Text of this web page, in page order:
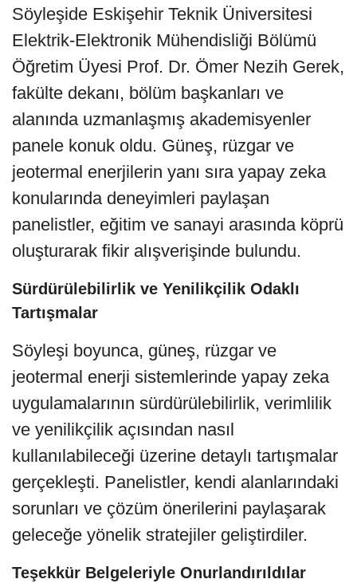
Söyleşide Eskişehir Teknik Üniversitesi
Elektrik-Elektronik Mühendisliği Bölümü
Öğretim Üyesi Prof. Dr. Ömer Nezih Gerek,
fakülte dekanı, bölüm başkanları ve
alanında uzmanlaşmış akademisyenler
panele konuk oldu. Güneş, rüzgar ve
jeotermal enerjilerin yanı sıra yapay zeka
konularında deneyimleri paylaşan
panelistler, eğitim ve sanayi arasında köprü
oluşturarak fikir alışverişinde bulundu.
Sürdürülebilirlik ve Yenilikçilik Odaklı
Tartışmalar
Söyleşi boyunca, güneş, rüzgar ve
jeotermal enerji sistemlerinde yapay zeka
uygulamalarının sürdürülebilirlik, verimlilik
ve yenilikçilik açısından nasıl
kullanılabileceği üzerine detaylı tartışmalar
gerçekleşti. Panelistler, kendi alanlarındaki
sorunları ve çözüm önerilerini paylaşarak
geleceğe yönelik stratejiler geliştirdiler.
Teşekkür Belgeleriyle Onurlandırıldılar